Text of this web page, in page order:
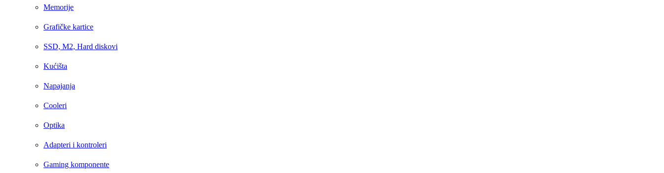
Memorije
Grafičke kartice
SSD, M2, Hard diskovi
Kućišta
Napajanja
Cooleri
Optika
Adapteri i kontroleri
Gaming komponente